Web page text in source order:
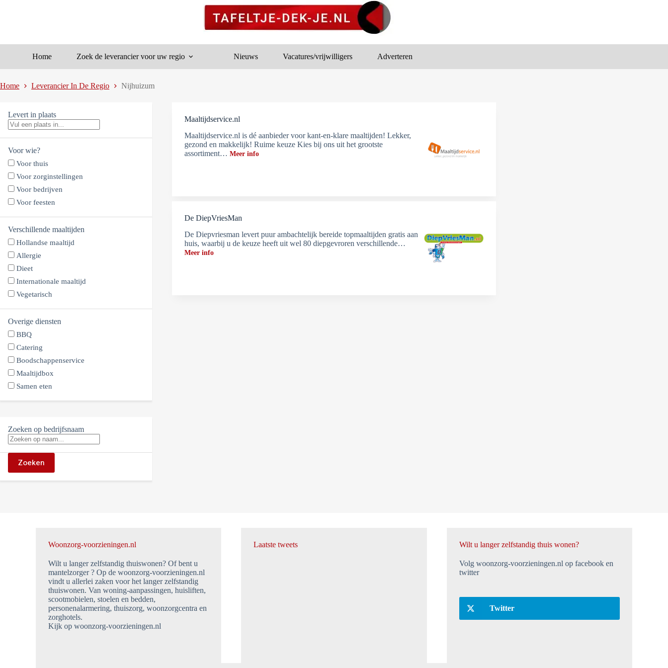
Home Zoek de leverancier voor uw regio Nieuws Vacatures/vrijwilligers Adverteren
Home Leverancier In De Regio Nijhuizum
Levert in plaats
Voor wie?
Voor thuis
Voor zorginstellingen
Voor bedrijven
Voor feesten
Verschillende maaltijden
Hollandse maaltijd
Allergie
Dieet
Internationale maaltijd
Vegetarisch
Overige diensten
BBQ
Catering
Boodschappenservice
Maaltijdbox
Samen eten
Zoeken op bedrijfsnaam
Zoeken
Maaltijdservice.nl
Maaltijdservice.nl is dé aanbieder voor kant-en-klare maaltijden! Lekker,
gezond en makkelijk! Ruime keuze Kies bij ons uit het grootste
assortiment… Meer info
De DiepVriesMan
De Diepvriesman levert puur ambachtelijk bereide topmaaltijden gratis aan
huis, waarbij u de keuze heeft uit wel 80 diepgevroren verschillende…
Meer info
Woonzorg-voorzieningen.nl
Wilt u langer zelfstandig thuiswonen? Of bent u
mantelzorger ? Op de woonzorg-voorzieningen.nl
vindt u allerlei zaken voor het langer zelfstandig
thuiswonen. Van woning-aanpassingen, huisliften,
scootmobielen, stoelen en bedden,
personenalarmering, thuiszorg, woonzorgcentra en
zorghotels.
Kijk op woonzorg-voorzieningen.nl
Laatste tweets Wilt u langer zelfstandig thuis wonen?
Volg woonzorg-voorzieningen.nl op facebook en
twitter
Twitter